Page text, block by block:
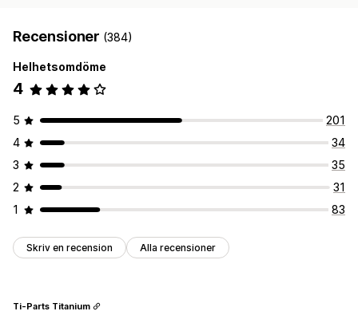
Recensioner (384)
Helhetsomdöme
4
5
201
4
34
3
35
2
31
1
83
Skriv en recension Alla recensioner
Ti-Parts Titanium